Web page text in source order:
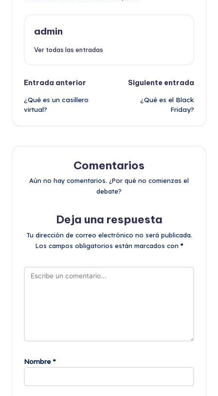
admin
Ver todas las entradas
Navegación
de
entradas
Entrada anterior
¿Qué es un casillero
virtual?
Siguiente entrada
¿Qué es el Black
Friday?
Comentarios
Aún no hay comentarios. ¿Por qué no comienzas el
debate?
Deja una respuesta
Tu dirección de correo electrónico no será publicada.
Los campos obligatorios están marcados con *
Nombre *